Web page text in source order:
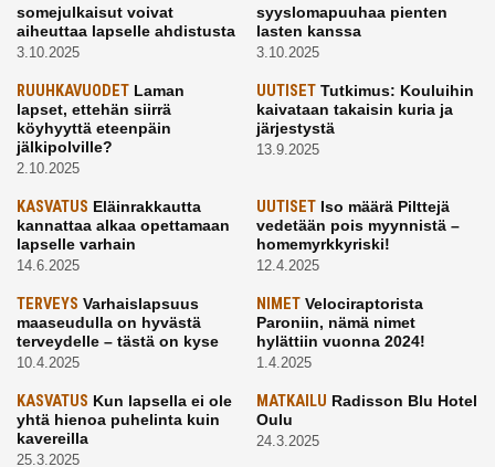
somejulkaisut voivat
aiheuttaa lapselle ahdistusta
3.10.2025
syyslomapuuhaa pienten
lasten kanssa
3.10.2025
RUUHKAVUODET Laman
lapset, ettehän siirrä
köyhyyttä eteenpäin
jälkipolville?
2.10.2025
UUTISETTutkimus: Kouluihin
kaivataan takaisin kuria ja
järjestystä
13.9.2025
KASVATUS Eläinrakkautta
kannattaa alkaa opettamaan
lapselle varhain
14.6.2025
UUTISETIso määrä Pilttejä
vedetään pois myynnistä –
homemyrkkyriski!
12.4.2025
TERVEYS Varhaislapsuus
maaseudulla on hyvästä
terveydelle – tästä on kyse
10.4.2025
NIMETVelociraptorista
Paroniin, nämä nimet
hylättiin vuonna 2024!
1.4.2025
KASVATUS Kun lapsella ei ole
yhtä hienoa puhelinta kuin
kavereilla
25.3.2025
MATKAILU Radisson Blu Hotel
Oulu
24.3.2025